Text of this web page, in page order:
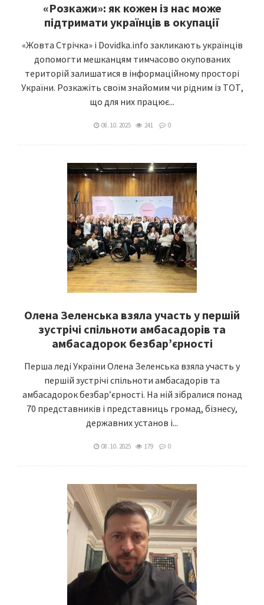
«Розкажи»: як кожен із нас може
підтримати українців в окупації
«Жовта Стрічка» і Dovidka.info закликають українців
допомогти мешканцям тимчасово окупованих
територій залишатися в інформаційному просторі
України. Розкажіть своїм знайомим чи рідним із ТОТ,
що для них працює...
08. 10. 2025 241 0
Олена Зеленська взяла участь у першій
зустрічі спільноти амбасадорів та
амбасадорок безбар’єрності
Перша леді України Олена Зеленська взяла участь у
першій зустрічі спільноти амбасадорів та
амбасадорок безбар’єрності. На ній зібралися понад
70 представників і представниць громад, бізнесу,
державних установ і...
08. 10. 2025 179 0